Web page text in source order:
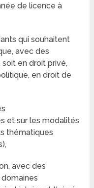
de licence à
qui souhaitent
avec des
en droit privé,
en droit de
et sur les modalités
thématiques
avec des